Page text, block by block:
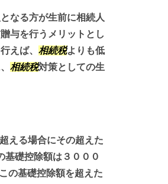
なる方が生前に相続人
与を行うメリットとし
えば、 相続税よりも低
相続税対策としての生
える場合にその超えた
基礎控除額は３０００
の基礎控除額を超えた